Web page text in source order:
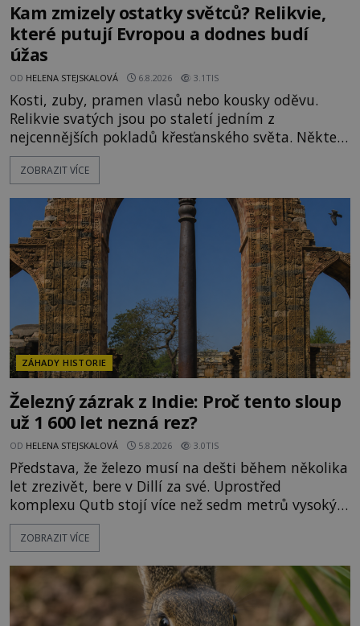
Kam zmizely ostatky světců? Relikvie,
které putují Evropou a dodnes budí
úžas
OD HELENA STEJSKALOVÁ 6.8.2026 3.1TIS
Kosti, zuby, pramen vlasů nebo kousky oděvu.
Relikvie svatých jsou po staletí jedním z
nejcennějších pokladů křesťanského světa. Některé
mají pečlivě doloženou historii, jiné provází
záhady, krádeže i nečekané objevy. Jejich osudy
o skutečné historické události. Ve středověké
Evropě mají relikvie mimořádnou hodnotu. Nejsou
jen předmětem úcty
ZOBRAZIT VÍCE
ZÁHADY HISTORIE
Železný zázrak z Indie: Proč tento sloup
už 1 600 let nezná rez?
OD HELENA STEJSKALOVÁ 5.8.2026 3.0TIS
Představa, že železo musí na dešti během několika
let zrezivět, bere v Dillí za své. Uprostřed
komplexu Qutb stojí více než sedm metrů vysoký
železný sloup, který už přibližně 1 600 let odolává
počasí s jen nepatrnými stopami koroze. Jeho
ztracených technologiích či tajemných
materiálech. Moderní metalurgie však ukazuje, že
skutečné vysvětlení je ješt
ZOBRAZIT VÍCE